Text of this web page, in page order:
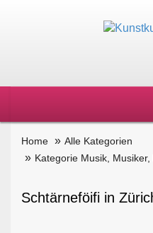
Home
Alle Kategorien
Kategorie Musik,
Schtärneföifi in